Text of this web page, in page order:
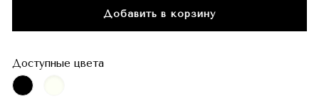
Добавить в корзину
Доступные цвета